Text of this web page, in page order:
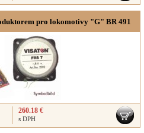
pro lokomotivy "G" BR 491
260.18 €
s DPH